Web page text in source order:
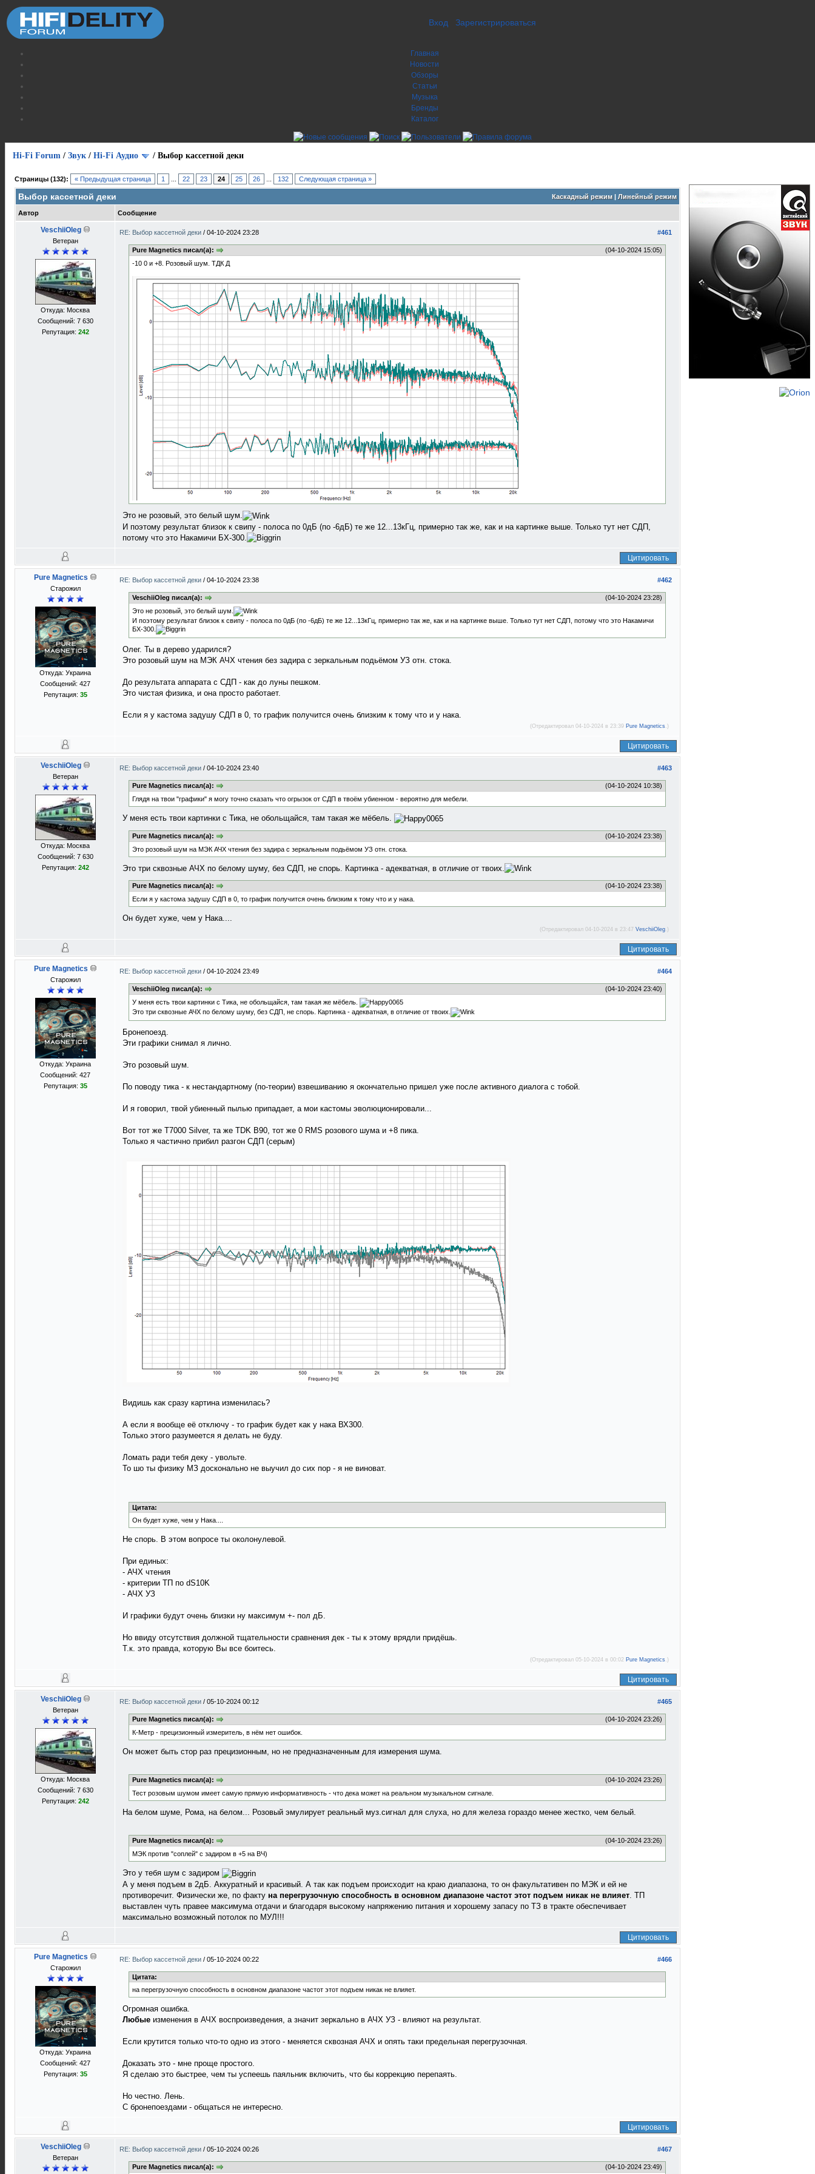
Вход Зарегистрироваться
Главная
Новости
Обзоры
Статьи
Музыка
Бренды
Каталог
Hi-Fi Forum / Звук / Hi-Fi Аудио / Выбор кассетной деки
Страницы (132): « Предыдущая страница 1 22 23 24 25 26 132 Следующая страница »
Каскадный режим| Линейный режим
Выбор кассетной деки
Автор Сообщение
VeschiiOleg
Ветеран
Откуда: Москва
Сообщений: 7 630
Репутация: 242
#461
RE: Выбор кассетной деки / 04-10-2024 23:28
(04-10-2024 15:05)
Pure Magnetics писал(а):
-10 0 и +8. Розовый шум. ТДК Д
Это не розовый, это белый шум.
И поэтому результат близок к свипу - полоса по 0дБ (по -6дБ) те же 12...13кГц, примерно так же, как и на картинке выше. Только тут нет СДП,
потому что это Накамичи БХ-300.
Цитировать
Pure Magnetics
Старожил
Откуда: Украина
Сообщений: 427
Репутация: 35
#462
RE: Выбор кассетной деки / 04-10-2024 23:38
(04-10-2024 23:28)
VeschiiOleg писал(а):
Это не розовый, это белый шум.
И поэтому результат близок к свипу - полоса по 0дБ (по -6дБ) те же 12...13кГц, примерно так же, как и на картинке выше. Только тут нет СДП, потому что это Накамичи
БХ-300.
Олег. Ты в дерево ударился?
Это розовый шум на МЭК АЧХ чтения без задира с зеркальным подьёмом УЗ отн. стока.
До результата аппарата с СДП - как до луны пешком.
Это чистая физика, и она просто работает.
Если я у кастома задушу СДП в 0, то график получится очень близким к тому что и у нака.
(Отредактировал 04-10-2024 в 23:39 Pure Magnetics.)
Цитировать
VeschiiOleg
Ветеран
Откуда: Москва
Сообщений: 7 630
Репутация: 242
#463
RE: Выбор кассетной деки / 04-10-2024 23:40
(04-10-2024 10:38)
Pure Magnetics писал(а):
Глядя на твои "графики" я могу точно сказать что огрызок от СДП в твоём убиенном - вероятно для мебели.
У меня есть твои картинки с Тика, не обольщайся, там такая же мёбель.
(04-10-2024 23:38)
Pure Magnetics писал(а):
Это розовый шум на МЭК АЧХ чтения без задира с зеркальным подьёмом УЗ отн. стока.
Это три сквозные АЧХ по белому шуму, без СДП, не спорь. Картинка - адекватная, в отличие от твоих.
(04-10-2024 23:38)
Pure Magnetics писал(а):
Если я у кастома задушу СДП в 0, то график получится очень близким к тому что и у нака.
Он будет хуже, чем у Нака....
(Отредактировал 04-10-2024 в 23:47 VeschiiOleg.)
Цитировать
Pure Magnetics
Старожил
Откуда: Украина
Сообщений: 427
Репутация: 35
#464
RE: Выбор кассетной деки / 04-10-2024 23:49
(04-10-2024 23:40)
VeschiiOleg писал(а):
У меня есть твои картинки с Тика, не обольщайся, там такая же мёбель.
Это три сквозные АЧХ по белому шуму, без СДП, не спорь. Картинка - адекватная, в отличие от твоих.
Бронепоезд.
Эти графики снимал я лично.
Это розовый шум.
По поводу тика - к нестандартному (по-теории) взвешиванию я окончательно пришел уже после активного диалога с тобой.
И я говорил, твой убиенный пылью припадает, а мои кастомы эволюционировали...
Вот тот же T7000 Silver, та же TDK B90, тот же 0 RMS розового шума и +8 пика.
Только я частично прибил разгон СДП (серым)
Видишь как сразу картина изменилась?
А если я вообще её отключу - то график будет как у нака ВХ300.
Только этого разумеется я делать не буду.
Ломать ради тебя деку - увольте.
То шо ты физику МЗ досконально не выучил до сих пор - я не виноват.
Цитата:
Он будет хуже, чем у Нака....
Не спорь. В этом вопросе ты околонулевой.
При единых:
- АЧХ чтения
- критерии ТП по dS10K
- АЧХ УЗ
И графики будут очень близки ну максимум +- пол дБ.
Но ввиду отсутствия должной тщательности сравнения дек - ты к этому врядли придёшь.
Т.к. это правда, которую Вы все боитесь.
(Отредактировал 05-10-2024 в 00:02 Pure Magnetics.)
Цитировать
VeschiiOleg
Ветеран
Откуда: Москва
Сообщений: 7 630
Репутация: 242
#465
RE: Выбор кассетной деки / 05-10-2024 00:12
(04-10-2024 23:26)
Pure Magnetics писал(а):
К-Метр - прецизионный измеритель, в нём нет ошибок.
Он может быть стор раз прецизионным, но не предназначенным для измерения шума.
(04-10-2024 23:26)
Pure Magnetics писал(а):
Тест розовым шумом имеет самую прямую информативность - что дека может на реальном музыкальном сигнале.
На белом шуме, Рома, на белом... Розовый эмулирует реальный муз.сигнал для слуха, но для железа гораздо менее жестко, чем белый.
(04-10-2024 23:26)
Pure Magnetics писал(а):
МЭК против "соплей" с задиром в +5 на ВЧ)
Это у тебя шум с задиром
А у меня подъем в 2дБ. Аккуратный и красивый. А так как подъем происходит на краю диапазона, то он факультативен по МЭК и ей не
противоречит. Физически же, по факту на перегрузочную способность в основном диапазоне частот этот подъем никак не влияет . ТП
выставлен чуть правее максимума отдачи и благодаря высокому напряжению питания и хорошему запасу по ТЗ в тракте обеспечивает
максимально возможный потолок по МУЛ!!!
Цитировать
Pure Magnetics
Старожил
Откуда: Украина
Сообщений: 427
Репутация: 35
#466
RE: Выбор кассетной деки / 05-10-2024 00:22
Цитата:
на перегрузочную способность в основном диапазоне частот этот подъем никак не влияет.
Огромная ошибка.
Любые изменения в АЧХ воспроизведения, а значит зеркально в АЧХ УЗ - влияют на результат.
Если крутится только что-то одно из этого - меняется сквозная АЧХ и опять таки предельная перегрузочная.
Доказать это - мне проще простого.
Я сделаю это быстрее, чем ты успеешь паяльник включить, что бы коррекцию перепаять.
Но честно. Лень.
С бронепоездами - общаться не интересно.
Цитировать
VeschiiOleg
Ветеран
#467
RE: Выбор кассетной деки / 05-10-2024 00:26
(04-10-2024 23:49)
Pure Magnetics писал(а):